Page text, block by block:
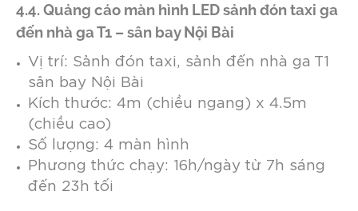
4.4. Quảng cáo màn hình LED sảnh đón taxi ga
đến nhà ga T1 – sân bay Nội Bài
Vị trí: Sảnh đón taxi, sảnh đến nhà ga T1
sân bay Nội Bài
Kích thước: 4m (chiều ngang) x 4.5m
(chiều cao)
Số lượng: 4 màn hình
Phương thức chạy: 16h/ngày từ 7h sáng
đến 23h tối